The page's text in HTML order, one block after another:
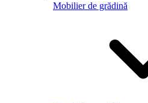
Mobilier de grădină